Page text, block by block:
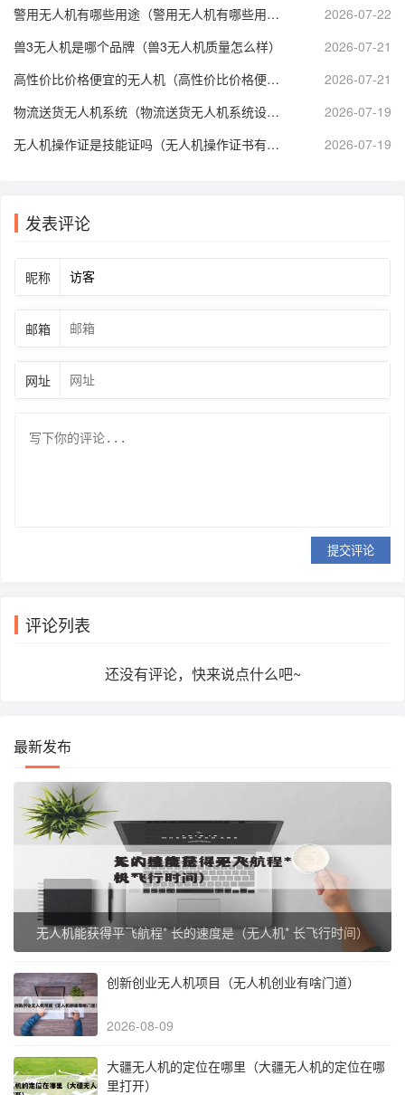
警用无人机有哪些用途（警用无人机有哪些用途呢）
2026-07-22
兽3无人机是哪个品牌（兽3无人机质量怎么样）
2026-07-21
高性价比价格便宜的无人机（高性价比价格便宜的无人机推荐）
2026-07-21
物流送货无人机系统（物流送货无人机系统设计）
2026-07-19
无人机操作证是技能证吗（无人机操作证书有哪些）
2026-07-19
发表评论
昵称
邮箱
网址
提交评论
评论列表
还没有评论，快来说点什么吧~
最新发布
无人机能获得平飞航程* 长的速度是（无人机* 长飞行时间）
创新创业无人机项目（无人机创业有啥门道）
2026-08-09
大疆无人机的定位在哪里（大疆无人机的定位在哪
里打开）